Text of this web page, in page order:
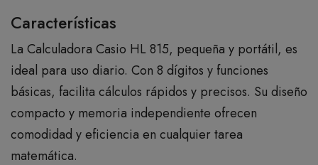
Características
La Calculadora Casio HL 815, pequeña y portátil, es
ideal para uso diario. Con 8 dígitos y funciones
básicas, facilita cálculos rápidos y precisos. Su diseño
compacto y memoria independiente ofrecen
comodidad y eficiencia en cualquier tarea
matemática.